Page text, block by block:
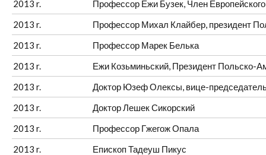
2013 r. Профессор Ежи Бузек, Член
2013 r.
Профессор Михал Клайбер, президент
2013 r.
Профессор Марек Белька
2013 r.
Ежи Козьминьский, Президент Польско-
2013 r.
Доктор Юзеф Олексы, вице-
2013 r.
ДокторЛешек Сикорский
2013 r.
Профессор Гжегож Опала
2013 r.
Епископ Тадеуш Пикус